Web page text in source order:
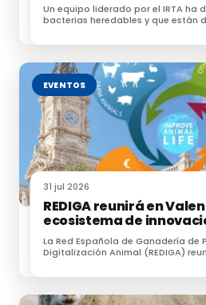
Un equipo liderado por el IRTA ha
bacterias heredables y que están
EVENTOS
31 jul 2026
REDIGA reunirá en
ecosistema de
La Red Española de Ganadería de
Digitalización Animal (REDIGA)